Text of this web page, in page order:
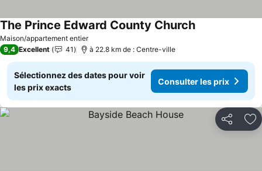
Maison/appartement entier
The Prince Edward County ChurchConsulter les
9,4 Excellent 41 à 22.8 km de : Centre-ville
Sélectionnez des dates pour voir
les prix exacts
Consulter les prix
Partager